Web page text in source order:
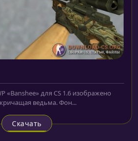
«Banshee» для CS 1.6 изображено
ведьма. Фон...
Скачать